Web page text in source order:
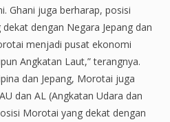
Ghani juga berharap, posisi
dengan Negara Jepang dan
menjadi pusat ekonomi
Angkatan Laut,” terangnya.
dan Jepang, Morotai juga
dan AL (Angkatan Udara dan
Morotai yang dekat dengan